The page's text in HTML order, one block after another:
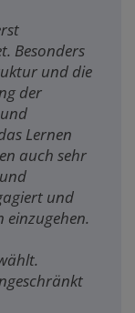
Besonders
und die
der
Lernen
auch sehr
und
einzugehen.